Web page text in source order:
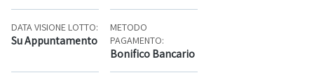
DATA VISIONE LOTTO:
Su Appuntamento
METODO
PAGAMENTO:
Bonifico Bancario